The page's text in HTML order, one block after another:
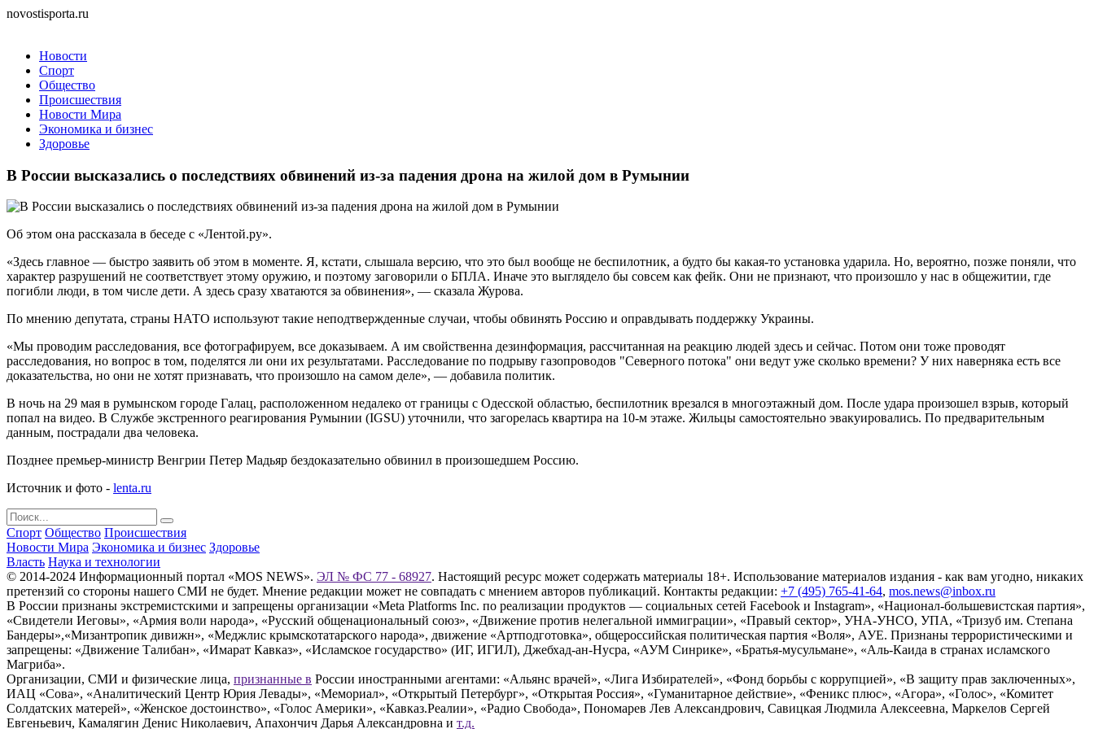
novostisporta.ru
Новости
Спорт
Общество
Происшествия
Новости Мира
Экономика и бизнес
Здоровье
В России высказались о последствиях обвинений из-за падения дрона на жилой дом в Румынии
Об этом она рассказала в беседе с «Лентой.ру».
«Здесь главное — быстро заявить об этом в моменте. Я, кстати, слышала версию, что это был вообще не беспилотник, а будто бы какая-то установка ударила. Но, вероятно, позже поняли, что
характер разрушений не соответствует этому оружию, и поэтому заговорили о БПЛА. Иначе это выглядело бы совсем как фейк. Они не признают, что произошло у нас в общежитии, где
погибли люди, в том числе дети. А здесь сразу хватаются за обвинения», — сказала Журова.
По мнению депутата, страны НАТО используют такие неподтвержденные случаи, чтобы обвинять Россию и оправдывать поддержку Украины.
«Мы проводим расследования, все фотографируем, все доказываем. А им свойственна дезинформация, рассчитанная на реакцию людей здесь и сейчас. Потом они тоже проводят
расследования, но вопрос в том, поделятся ли они их результатами. Расследование по подрыву газопроводов "Северного потока" они ведут уже сколько времени? У них наверняка есть все
доказательства, но они не хотят признавать, что произошло на самом деле», — добавила политик.
В ночь на 29 мая в румынском городе Галац, расположенном недалеко от границы с Одесской областью, беспилотник врезался в многоэтажный дом. После удара произошел взрыв, который
попал на видео. В Службе экстренного реагирования Румынии (IGSU) уточнили, что загорелась квартира на 10-м этаже. Жильцы самостоятельно эвакуировались. По предварительным
данным, пострадали два человека.
Позднее премьер-министр Венгрии Петер Мадьяр бездоказательно обвинил в произошедшем Россию.
Источник и фото - lenta.ru
Спорт Общество Происшествия
Новости Мира Экономика и бизнес Здоровье
Власть Наука и технологии
© 2014-2024 Информационный портал «MOS NEWS». ЭЛ № ФС 77 - 68927. Настоящий ресурс может содержать материалы 18+. Использование материалов издания - как вам угодно, никаких
претензий со стороны нашего СМИ не будет. Мнение редакции может не совпадать с мнением авторов публикаций. Контакты редакции: +7 (495) 765-41-64, mos.news@inbox.ru
В России признаны экстремистскими и запрещены организации «Meta Platforms Inc. по реализации продуктов — социальных сетей Facebook и Instagram», «Национал-большевистская партия»,
«Свидетели Иеговы», «Армия воли народа», «Русский общенациональный союз», «Движение против нелегальной иммиграции», «Правый сектор», УНА-УНСО, УПА, «Тризуб им. Степана
Бандеры»,«Мизантропик дивижн», «Меджлис крымскотатарского народа», движение «Артподготовка», общероссийская политическая партия «Воля», АУЕ. Признаны террористическими и
запрещены: «Движение Талибан», «Имарат Кавказ», «Исламское государство» (ИГ, ИГИЛ), Джебхад-ан-Нусра, «АУМ Синрике», «Братья-мусульмане», «Аль-Каида в странах исламского
Магриба».
Организации, СМИ и физические лица, признанные в России иностранными агентами: «Альянс врачей», «Лига Избирателей», «Фонд борьбы с коррупцией», «В защиту прав заключенных»,
ИАЦ «Сова», «Аналитический Центр Юрия Левады», «Мемориал», «Открытый Петербург», «Открытая Россия», «Гуманитарное действие», «Феникс плюс», «Агора», «Голос», «Комитет
Солдатских матерей», «Женское достоинство», «Голос Америки», «Кавказ.Реалии», «Радио Свобода», Пономарев Лев Александрович, Савицкая Людмила Алексеевна, Маркелов Сергей
Евгеньевич, Камалягин Денис Николаевич, Апахончич Дарья Александровна и т.д.